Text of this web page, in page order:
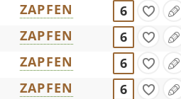
ZAPFEN
6
ZAPFEN
6
ZAPFEN
6
ZAPFEN
6